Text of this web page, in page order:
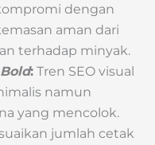
dengan
aman dari
terhadap minyak.
Bold:Tren SEO visual
namun
yang mencolok.
jumlah cetak